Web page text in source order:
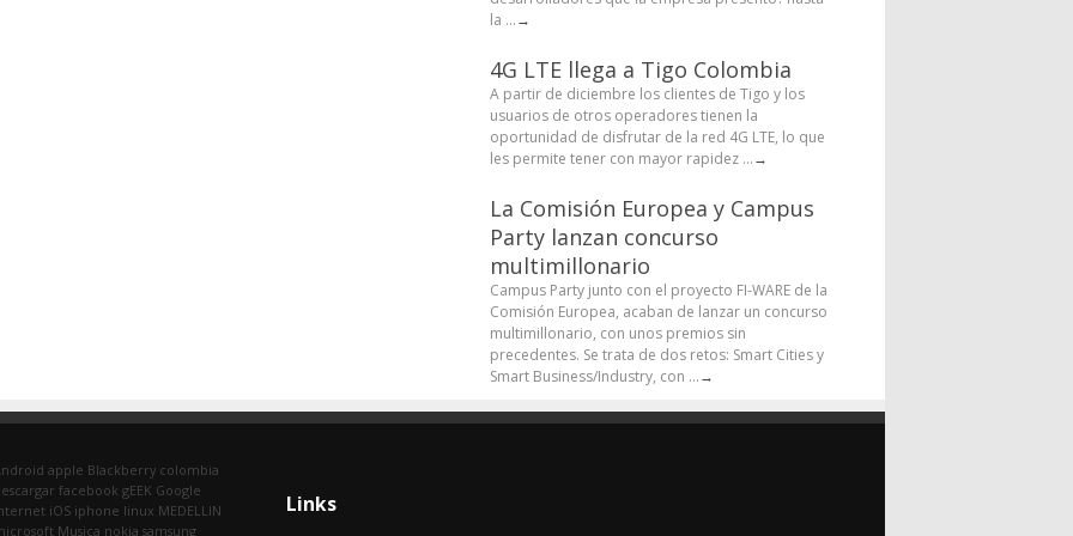
la ...→
4G LTE llega a Tigo Colombia
A partir de diciembre los clientes de Tigo y los
usuarios de otros operadores tienen la
oportunidad de disfrutar de la red 4G LTE, lo que
les permite tener con mayor rapidez ...→
La Comisión Europea y Campus
Party lanzan concurso
multimillonario
Campus Party junto con el proyecto FI-WARE de la
Comisión Europea, acaban de lanzar un concurso
multimillonario, con unos premios sin
precedentes. Se trata de dos retos: Smart Cities y
Smart Business/Industry, con ...→
apple Blackberry colombia
facebook gEEK Google
iOS iphone linux MEDELLIN
Musica nokia samsung
Links